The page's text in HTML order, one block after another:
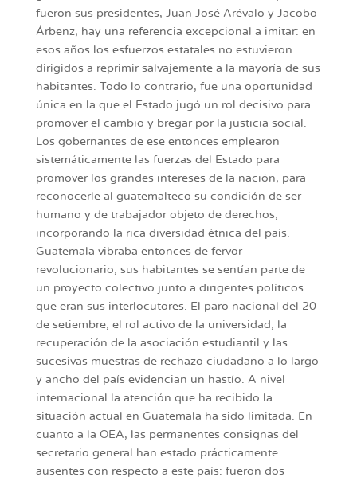
fueron sus presidentes, Juan José Arévalo y Jacobo
Árbenz, hay una referencia excepcional a imitar: en
esos años los esfuerzos estatales no estuvieron
dirigidos a reprimir salvajemente a la mayoría de sus
habitantes. Todo lo contrario, fue una oportunidad
única en la que el Estado jugó un rol decisivo para
promover el cambio y bregar por la justicia social.
Los gobernantes de ese entonces emplearon
sistemáticamente las fuerzas del Estado para
promover los grandes intereses de la nación, para
reconocerle al guatemalteco su condición de ser
humano y de trabajador objeto de derechos,
incorporando la rica diversidad étnica del país.
Guatemala vibraba entonces de fervor
revolucionario, sus habitantes se sentían parte de
un proyecto colectivo junto a dirigentes políticos
que eran sus interlocutores. El paro nacional del 20
de setiembre, el rol activo de la universidad, la
recuperación de la asociación estudiantil y las
sucesivas muestras de rechazo ciudadano a lo largo
y ancho del país evidencian un hastío. A nivel
internacional la atención que ha recibido la
situación actual en Guatemala ha sido limitada. En
cuanto a la OEA, las permanentes consignas del
secretario general han estado prácticamente
ausentes con respecto a este país: fueron dos